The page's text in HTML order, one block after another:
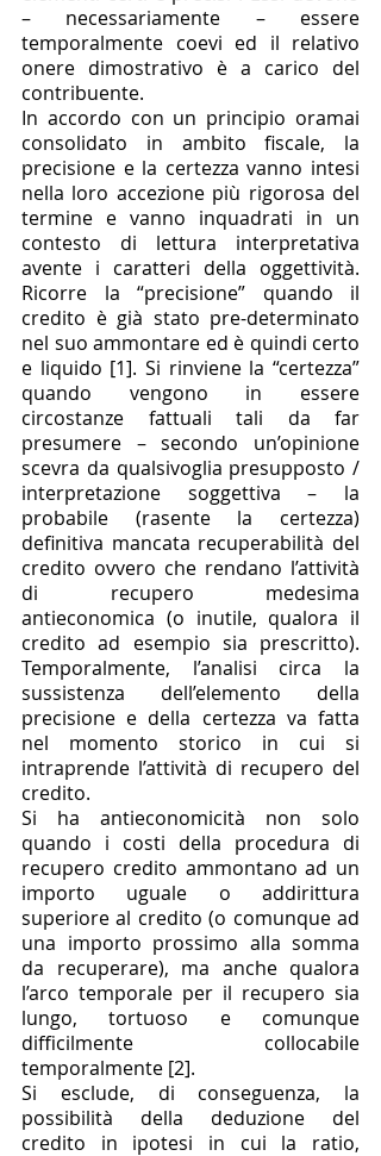
– necessariamente – essere
temporalmente coevi ed il relativo
onere dimostrativo è a carico del
contribuente.
In accordo con un principio oramai
consolidato in ambito fiscale, la
precisione e la certezza vanno intesi
nella loro accezione più rigorosa del
termine e vanno inquadrati in un
contesto di lettura interpretativa
avente i caratteri della oggettività.
Ricorre la “precisione” quando il
credito è già stato pre-determinato
nel suo ammontare ed è quindi certo
e liquido [1]. Si rinviene la “certezza”
quando vengono in essere
circostanze fattuali tali da far
presumere – secondo un’opinione
scevra da qualsivoglia presupposto /
interpretazione soggettiva – la
probabile (rasente la certezza)
definitiva mancata recuperabilità del
credito ovvero che rendano l’attività
di recupero medesima
antieconomica (o inutile, qualora il
credito ad esempio sia prescritto).
Temporalmente, l’analisi circa la
sussistenza dell’elemento della
precisione e della certezza va fatta
nel momento storico in cui si
intraprende l’attività di recupero del
credito.
Si ha antieconomicità non solo
quando i costi della procedura di
recupero credito ammontano ad un
importo uguale o addirittura
superiore al credito (o comunque ad
una importo prossimo alla somma
da recuperare), ma anche qualora
l’arco temporale per il recupero sia
lungo, tortuoso e comunque
difficilmente collocabile
temporalmente [2].
Si esclude, di conseguenza, la
possibilità della deduzione del
credito in ipotesi in cui la ratio,